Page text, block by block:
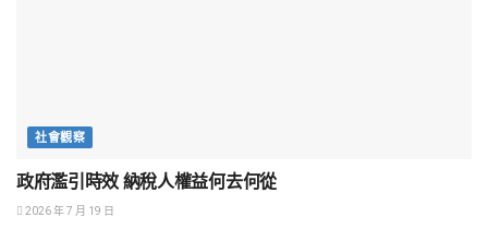
社會觀察
政府濫引時效 納稅人權益何去何從
2026 年 7 月 19 日